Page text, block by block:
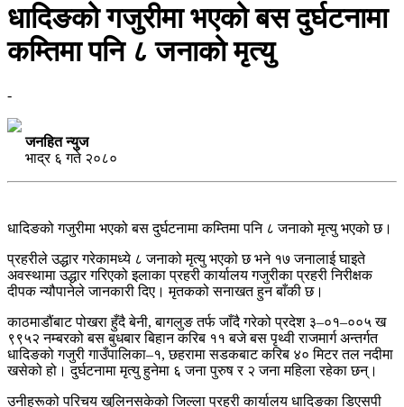
धादिङको गजुरीमा भएको बस दुर्घटनामा
कम्तिमा पनि ८ जनाको मृत्यु
-
जनहित न्युज
भाद्र ६ गते २०८०
धादिङको गजुरीमा भएको बस दुर्घटनामा कम्तिमा पनि ८ जनाको मृत्यु भएको छ।
प्रहरीले उद्धार गरेकामध्ये ८ जनाको मृत्यु भएको छ भने १७ जनालाई घाइते
अवस्थामा उद्धार गरिएको इलाका प्रहरी कार्यालय गजुरीका प्रहरी निरीक्षक
दीपक न्यौपानेले जानकारी दिए। मृतकको सनाखत हुन बाँकी छ।
काठमाडौंबाट पोखरा हुँदै बेनी, बागलुङ तर्फ जाँदै गरेको प्रदेश ३–०१–००५ ख
९९५२ नम्बरको बस बुधबार बिहान करिब ११ बजे बस पृथ्वी राजमार्ग अन्तर्गत
धादिङको गजुरी गाउँपालिका–१, छहरामा सडकबाट करिब ४० मिटर तल नदीमा
खसेको हो। दुर्घटनामा मृत्यु हुनेमा ६ जना पुरुष र २ जना महिला रहेका छन्।
उनीहरूको परिचय खुलिनसकेको जिल्ला प्रहरी कार्यालय धादिङका डिएसपी